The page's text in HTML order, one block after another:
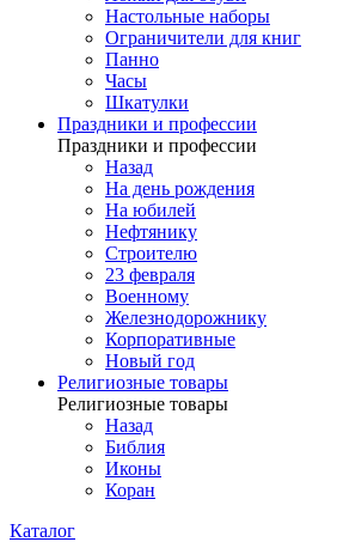
Настольные наборы
Ограничители для книг
Панно
Часы
Шкатулки
Праздники и профессии
Праздники и профессии
Назад
На день рождения
На юбилей
Нефтянику
Строителю
23 февраля
Военному
Железнодорожнику
Корпоративные
Новый год
Религиозные товары
Религиозные товары
Назад
Библия
Иконы
Коран
Каталог